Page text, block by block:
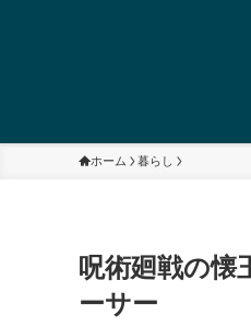
ホーム 暮らし
呪術廻戦の懐
ーサー